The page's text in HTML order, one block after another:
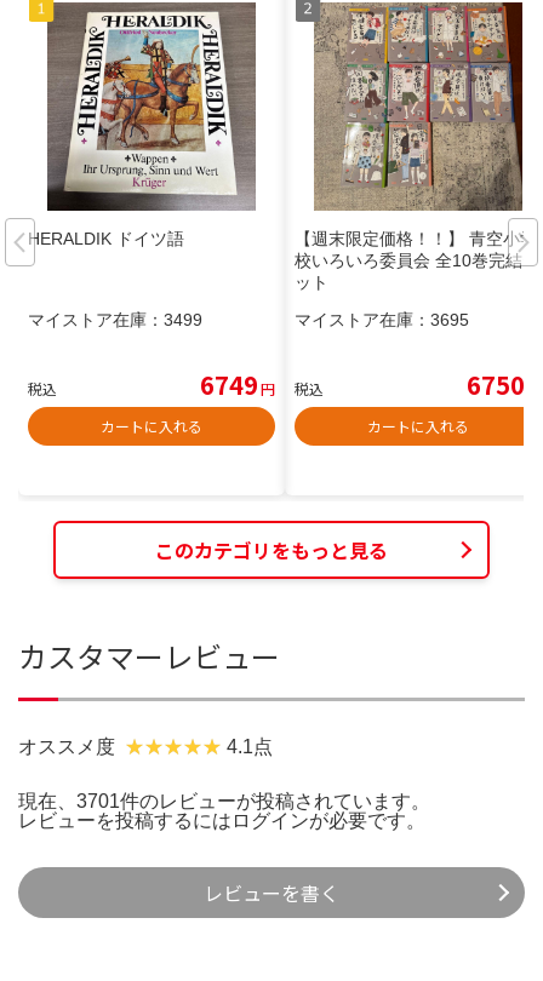
HERALDIK ドイツ語
マイストア在庫： 3499
税込 6749円
カートに入れる
【週末限定価格！！】 青空小学
校いろいろ委員会 全10巻完結セ
ット
マイストア在庫： 3695
税込 6750
カートに入れる
このカテゴリをもっと見る
カスタマーレビュー
オススメ度 4.1点
現在、3701件のレビューが投稿されています。
レビューを投稿するには ログインが必要です。
レビューを書く